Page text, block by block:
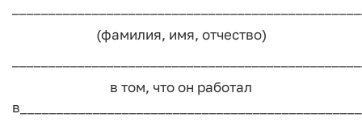
(фамилия, имя, отчество)
в том, что он работал
в_______________________________________________